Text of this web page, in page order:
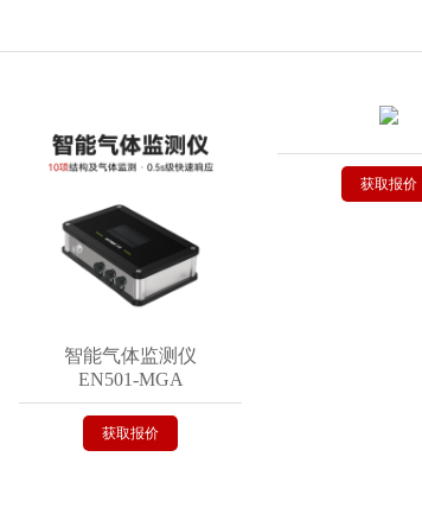
智能气体监测仪
EN501-MGA
获取报价
获取报价